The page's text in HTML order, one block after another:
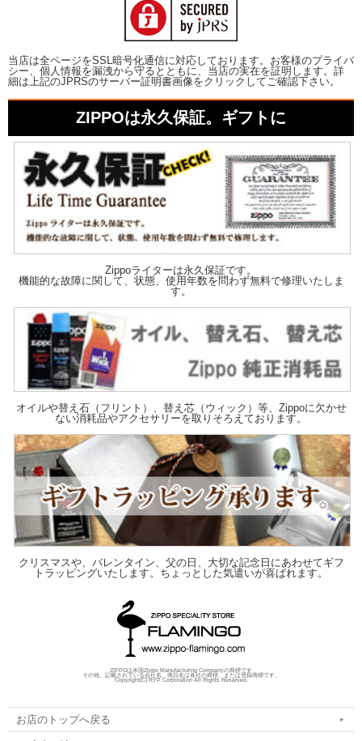
当店は全ページをSSL暗号化通信に対応しております。お客様のプライバ
シー、個人情報を漏洩から守るとともに、当店の実在を証明します。詳
細は上記のJPRSのサーバー証明書画像をクリックしてご確認下さい。
ZIPPOは永久保証。ギフトに
Zippoライターは永久保証です。
機能的な故障に関して、状態、使用年数を問わず無料で修理いたしま
す。
オイルや替え石（フリント）、替え芯（ウィック）等、Zippoに欠かせ
ない消耗品やアクセサリーを取りそろえております。
クリスマスや、バレンタイン、父の日、大切な記念日にあわせてギフ
トラッピングいたします。ちょっとした気遣いが喜ばれます。
ZIPPOは米国Zippo Manufacturing Companyの商標です
その他、記載されている会社名、商品名は各社の商標、または登録商標です。
Copyright(C) RYP Corporation All Rights Reserved.
お店のトップへ戻る